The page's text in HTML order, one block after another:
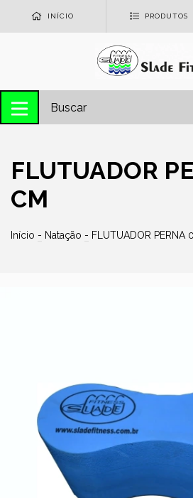
INÍCIO PRODUTOS
FLUTUADOR
CM
Início - Natação - FLUTUADOR PERNA